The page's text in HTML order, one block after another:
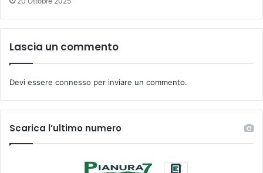
Lascia un commento
Devi essere connesso per inviare un commento.
Scarica l’ultimo numero